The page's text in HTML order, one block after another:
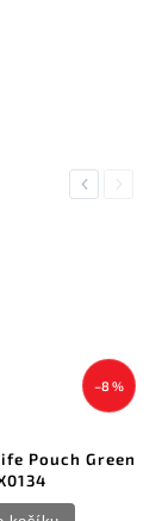
Previous
–8 %
Pouch Green
Next